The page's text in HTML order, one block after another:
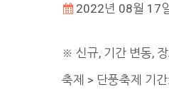
2022년 08월 17
※ 신규, 기간 변동,
축제 > 단풍축제 기